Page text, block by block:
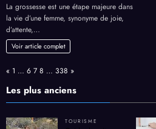
femmes
enceintes
La grossesse est une étape majeure dans
la vie d’une femme, synonyme de joie,
d’attente,…
Voir article complet
Page:
Previous
« 1 … 6 7 8 … 338 Next
»
Les plus anciens
TOURISME